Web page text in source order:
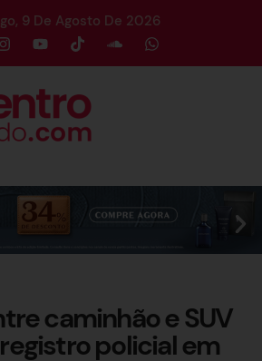
9 De Agosto De 2026
caminhão e SUV
policial em